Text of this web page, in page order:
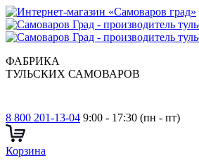
ФАБРИКА
ТУЛЬСКИХ САМОВАРОВ
8 800 201-13-04 9:00 - 17:30 (пн - пт)
Корзина